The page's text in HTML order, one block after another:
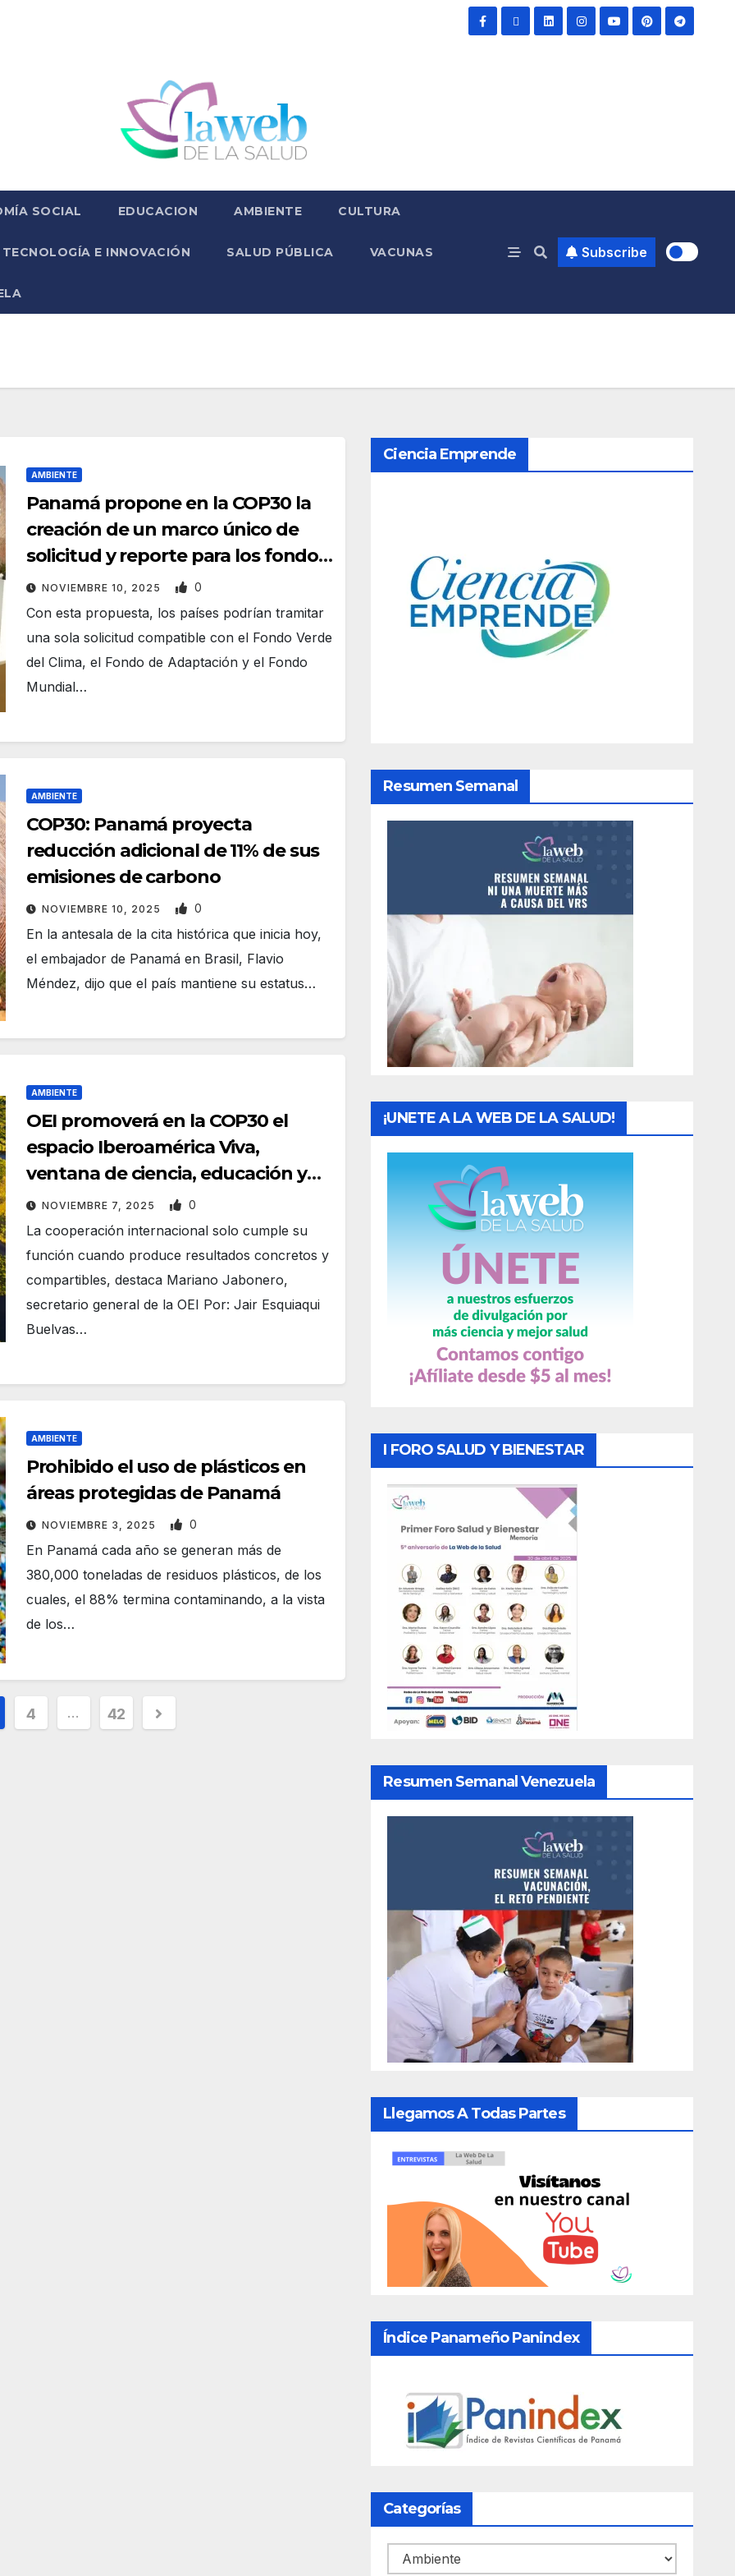
SOCIAL EDUCACION AMBIENTE CULTURA
TECNOLOGÍA E INNOVACIÓN SALUD PÚBLICA VACUNAS Subscribe
AMBIENTE
Panamá propone en la COP30 la
creación de un marco único de
solicitud y reporte para los fondos
climáticos multilaterales
NOVIEMBRE 10, 2025 0
Con esta propuesta, los países podrían tramitar
una sola solicitud compatible con el Fondo Verde
del Clima, el Fondo de Adaptación y el Fondo
Mundial…
AMBIENTE
COP30: Panamá proyecta
reducción adicional de 11% de sus
emisiones de carbono
NOVIEMBRE 10, 2025 0
En la antesala de la cita histórica que inicia hoy,
el embajador de Panamá en Brasil, Flavio
Méndez, dijo que el país mantiene su estatus…
AMBIENTE
OEI promoverá en la COP30 el
espacio Iberoamérica Viva,
ventana de ciencia, educación y
cultura
NOVIEMBRE 7, 2025 0
La cooperación internacional solo cumple su
función cuando produce resultados concretos y
compartibles, destaca Mariano Jabonero,
secretario general de la OEI Por: Jair Esquiaqui
Buelvas…
AMBIENTE
Prohibido el uso de plásticos en
áreas protegidas de Panamá
NOVIEMBRE 3, 2025 0
En Panamá cada año se generan más de
380,000 toneladas de residuos plásticos, de los
cuales, el 88% termina contaminando, a la vista
de los…
4 … 42
Ciencia Emprende
Resumen Semanal
¡UNETE A LA WEB DE LA SALUD!
I FORO SALUD Y BIENESTAR
Resumen Semanal Venezuela
Llegamos A Todas Partes
Índice Panameño Panindex
Categorías
Categorías